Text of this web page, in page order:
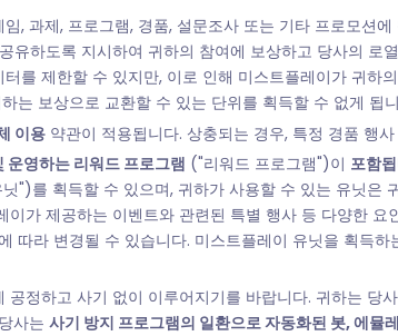
, 과제, 프로그램, 경품, 설문조사 또는 기타 프로모션
유하도록 지시하여 귀하의 참여에 보상하고 당사의
를 제한할 수 있지만, 이로 인해 미스트플레이가 귀하
는 보상으로 교환할 수 있는 단위를 획득할 수 없게 됩
이용 약관이 적용됩니다. 상충되는 경우, 특정 경품 행
운영하는 리워드 프로그램 ("리워드 프로그램")이 포함
")를 획득할 수 있으며, 귀하가 사용할 수 있는 유닛은
가 제공하는 이벤트와 관련된 특별 행사 등 다양한
따라 변경될 수 있습니다. 미스트플레이 유닛을 획득
정하고 사기 없이 이루어지기를 바랍니다. 귀하는
사는 사기 방지 프로그램의 일환으로 자동화된 봇, 에뮬